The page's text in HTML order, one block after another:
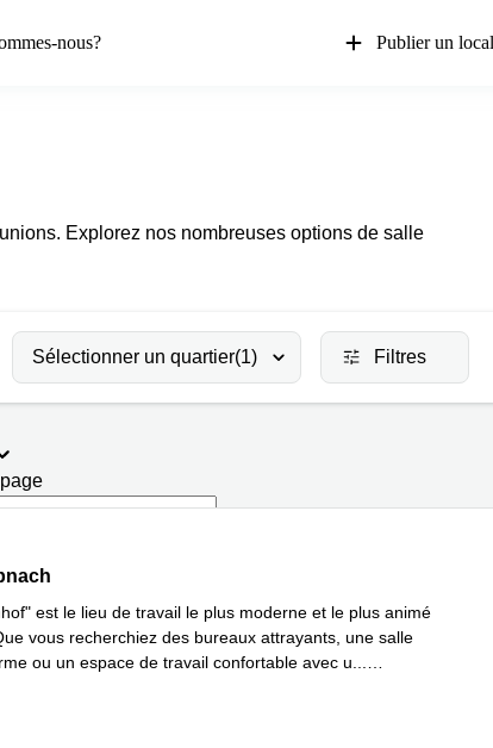
nous? Publier un local
Explorez nos nombreuses options de salle
Sélectionner un quartier(1) Filtres
Alpnach
est le lieu de travail le plus moderne et le plus animé
vous recherchiez des bureaux attrayants, une salle
ou un espace de travail confortable avec u